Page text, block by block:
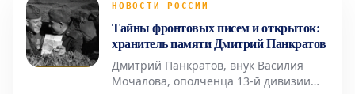
европейские федерации сохраняют
такого шага. Ранее, в 2023 году, УЕФА
уже
НОВОСТИ РОССИИ
Тайны фронтовых писем и открыток:
хранитель памяти Дмитрий Панкратов
Дмитрий Панкратов, внук Василия
Мочалова, ополченца 13-й дивизии